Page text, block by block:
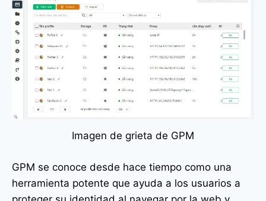
Imagen de grieta de GPM
GPM se conoce desde hace tiempo como una
herramienta potente que ayuda a los usuarios a